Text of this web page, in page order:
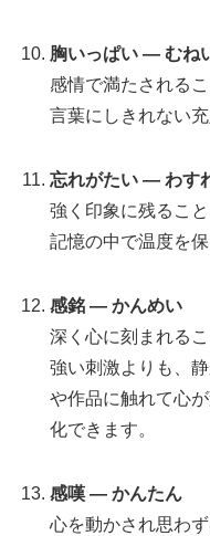
胸いっぱい — むね
感情で満たされるこ
言葉にしきれない
忘れがたい — わす
強く印象に残ること
記憶の中で温度を
感銘 — かんめい
深く心に刻まれるこ
強い刺激よりも、
や作品に触れて心
化できます。
感嘆 — かんたん
心を動かされ思わ